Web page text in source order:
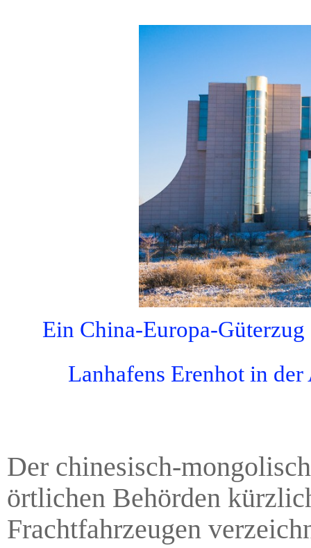
Ein China-Europa-Güterzug
Lanhafens Erenhot in
Der chinesisch-
örtlichen Behörden
Frachtfahrzeugen